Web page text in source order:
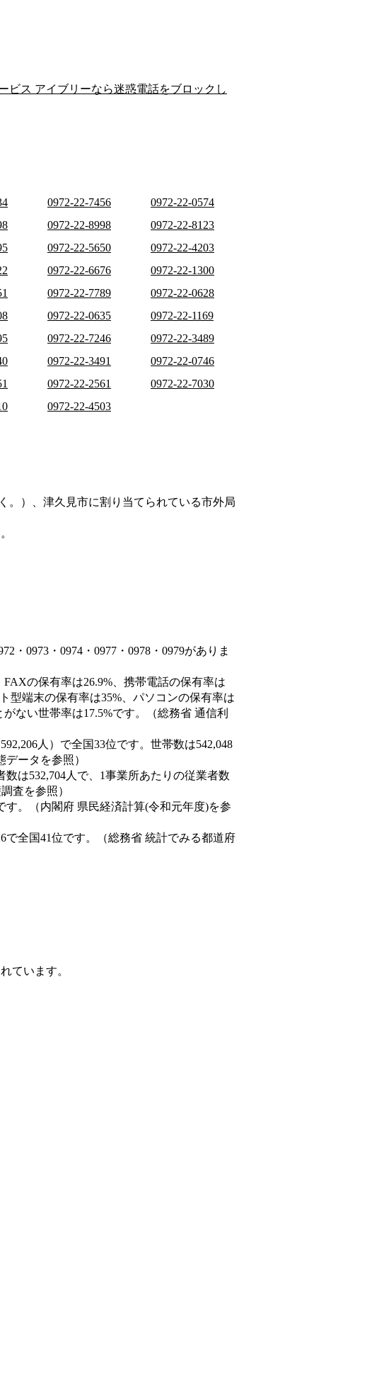
ビス アイブリーなら迷惑電話をブロックし
0972-22-7456
0972-22-0574
0972-22-8998
0972-22-8123
0972-22-5650
0972-22-4203
0972-22-6676
0972-22-1300
0972-22-7789
0972-22-0628
0972-22-0635
0972-22-1169
0972-22-7246
0972-22-3489
0972-22-3491
0972-22-0746
0972-22-2561
0972-22-7030
0972-22-4503
。）、津久見市に割り当てられている市外局
・0973・0974・0977・0978・0979がありま
の保有率は26.9%、携帯電話の保有率は
型端末の保有率は35%、パソコンの保有率は
ない世帯率は17.5%です。（総務省 通信利
人）で全国33位です。世帯数は542,048
ータを参照）
は532,704人で、1事業所あたりの従業者数
査を参照）
す。（内閣府 県民経済計算(令和元年度)を参
全国41位です。（総務省 統計でみる都道府
ています。